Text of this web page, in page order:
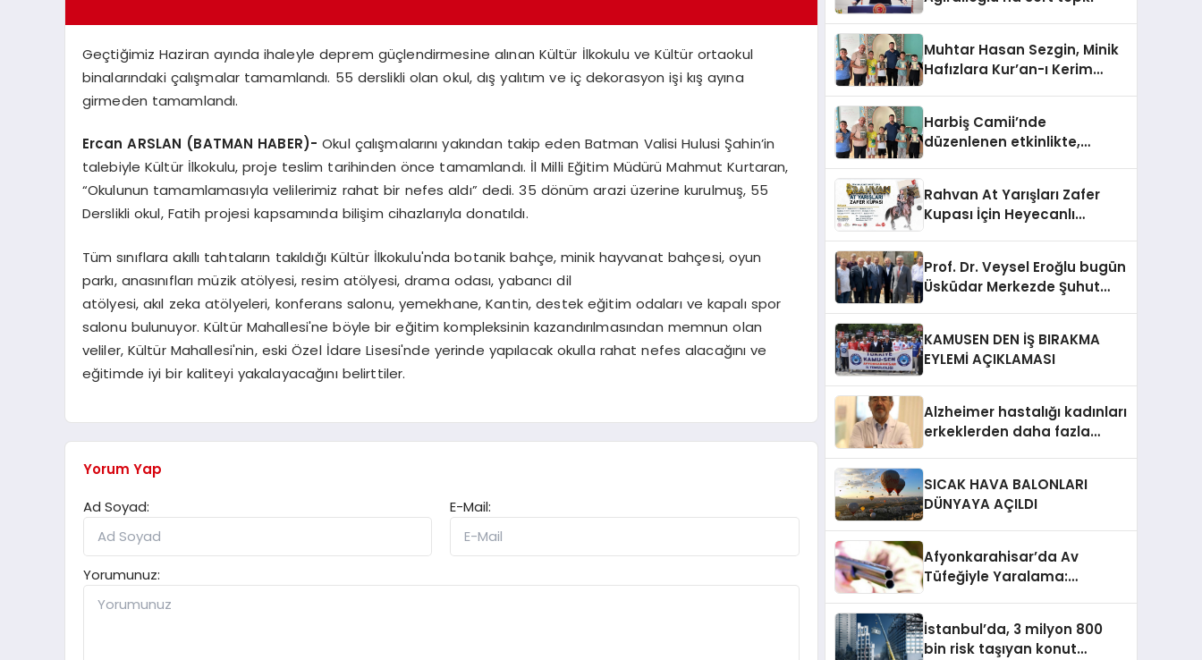
Geçtiğimiz Haziran ayında ihaleyle deprem güçlendirmesine alınan Kültür İlkokulu ve Kültür ortaokul
binalarındaki çalışmalar tamamlandı. 55 derslikli olan okul, dış yalıtım ve iç dekorasyon işi kış ayına
girmeden tamamlandı.
Ercan ARSLAN (BATMAN HABER)- Okul çalışmalarını yakından takip eden Batman Valisi Hulusi Şahin’in
talebiyle Kültür İlkokulu, proje teslim tarihinden önce tamamlandı. İl Milli Eğitim Müdürü Mahmut Kurtaran,
“Okulunun tamamlamasıyla velilerimiz rahat bir nefes aldı” dedi. 35 dönüm arazi üzerine kurulmuş, 55
Derslikli okul, Fatih projesi kapsamında bilişim cihazlarıyla donatıldı.
Tüm sınıflara akıllı tahtaların takıldığı Kültür İlkokulu'nda botanik bahçe, minik hayvanat bahçesi, oyun
parkı, anasınıfları müzik atölyesi, resim atölyesi, drama odası, yabancı dil
atölyesi, akıl zeka atölyeleri, konferans salonu, yemekhane, Kantin, destek eğitim odaları ve kapalı spor
salonu bulunuyor. Kültür Mahallesi'ne böyle bir eğitim kompleksinin kazandırılmasından memnun olan
veliler, Kültür Mahallesi'nin, eski Özel İdare Lisesi'nde yerinde yapılacak okulla rahat nefes alacağını ve
eğitimde iyi bir kaliteyi yakalayacağını belirttiler.
Yorum Yap
Ad Soyad:
E-Mail:
Yorumunuz:
Muhtar Hasan Sezgin, Minik
Hafızlara Kur’an-ı Kerim
Harbiş Camii’nde
düzenlenen etkinlikte,
Rahvan At Yarışları Zafer
Kupası İçin Heyecanlı
Prof. Dr. Veysel Eroğlu bugün
Üsküdar Merkezde Şuhut
katıldı
KAMUSEN DEN İŞ BIRAKMA
EYLEMİ AÇIKLAMASI
Alzheimer hastalığı kadınları
erkeklerden daha fazla
SICAK HAVA BALONLARI
DÜNYAYA AÇILDI
Afyonkarahisar’da Av
Tüfeğiyle Yaralama:
İstanbul’da, 3 milyon 800
bin risk taşıyan konut